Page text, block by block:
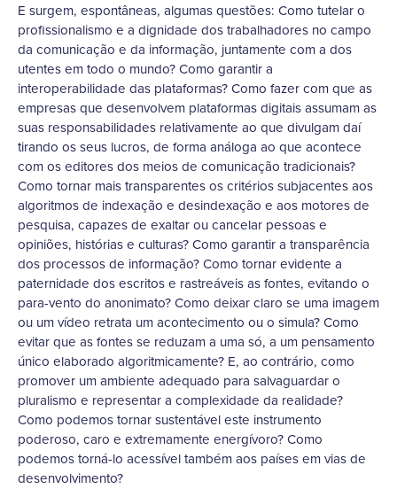
E surgem, espontâneas, algumas questões: Como tutelar o
profissionalismo e a dignidade dos trabalhadores no campo
da comunicação e da informação, juntamente com a dos
utentes em todo o mundo? Como garantir a
interoperabilidade das plataformas? Como fazer com que as
empresas que desenvolvem plataformas digitais assumam as
suas responsabilidades relativamente ao que divulgam daí
tirando os seus lucros, de forma análoga ao que acontece
com os editores dos meios de comunicação tradicionais?
Como tornar mais transparentes os critérios subjacentes aos
algoritmos de indexação e desindexação e aos motores de
pesquisa, capazes de exaltar ou cancelar pessoas e
opiniões, histórias e culturas? Como garantir a transparência
dos processos de informação? Como tornar evidente a
paternidade dos escritos e rastreáveis as fontes, evitando o
para-vento do anonimato? Como deixar claro se uma imagem
ou um vídeo retrata um acontecimento ou o simula? Como
evitar que as fontes se reduzam a uma só, a um pensamento
único elaborado algoritmicamente? E, ao contrário, como
promover um ambiente adequado para salvaguardar o
pluralismo e representar a complexidade da realidade?
Como podemos tornar sustentável este instrumento
poderoso, caro e extremamente energívoro? Como
podemos torná-lo acessível também aos países em vias de
desenvolvimento?